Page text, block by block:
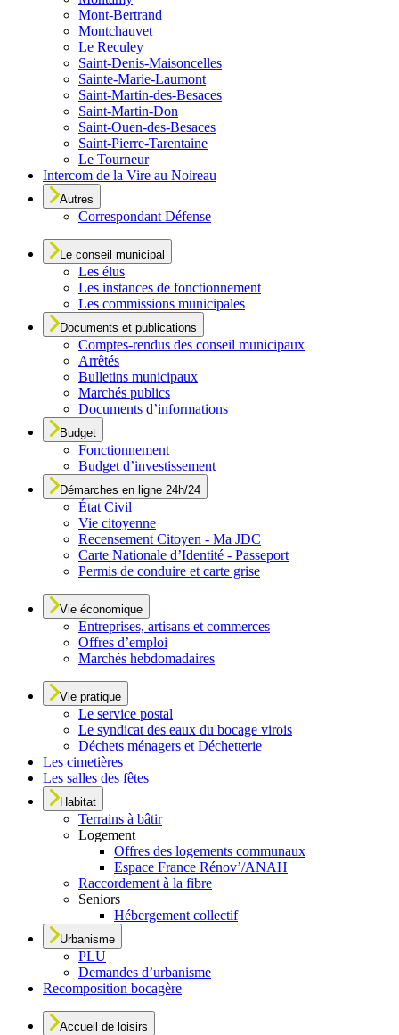
Mont-Bertrand
Montchauvet
Le Reculey
Saint-Denis-Maisoncelles
Sainte-Marie-Laumont
Saint-Martin-des-Besaces
Saint-Martin-Don
Saint-Ouen-des-Besaces
Saint-Pierre-Tarentaine
Le Tourneur
Intercom de la Vire au Noireau
Autres
Correspondant Défense
Le conseil municipal
Les élus
Les instances de fonctionnement
Les commissions municipales
Documents et publications
Comptes-rendus des conseil municipaux
Arrêtés
Bulletins municipaux
Marchés publics
Documents d’informations
Budget
Fonctionnement
Budget d’investissement
Démarches en ligne 24h/24
État Civil
Vie citoyenne
Recensement Citoyen - Ma JDC
Carte Nationale d’Identité - Passeport
Permis de conduire et carte grise
Vie économique
Entreprises, artisans et commerces
Offres d’emploi
Marchés hebdomadaires
Vie pratique
Le service postal
Le syndicat des eaux du bocage virois
Déchets ménagers et Déchetterie
Les cimetières
Les salles des fêtes
Habitat
Terrains à bâtir
Logement
Offres des logements communaux
Espace France Rénov’/ANAH
Raccordement à la fibre
Seniors
Hébergement collectif
Urbanisme
PLU
Demandes d’urbanisme
Recomposition bocagère
Accueil de loisirs